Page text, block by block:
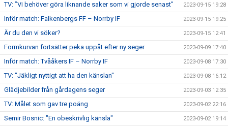
TV: ”Vi behöver göra liknande saker som vi gjorde senast” 2023-09-15 19:28
Inför match: Falkenbergs FF – Norrby IF 2023-09-15 19:25
Är du den vi söker? 2023-09-15 12:41
Formkurvan fortsätter peka uppåt efter ny seger 2023-09-09 17:40
Inför match: Tvååkers IF – Norrby IF 2023-09-08 17:30
TV: "Jäkligt nyttigt att ha den känslan" 2023-09-08 16:12
Glädjebilder från gårdagens seger 2023-09-03 12:35
TV: Målet som gav tre poäng 2023-09-02 22:16
Semir Bosnic: "En obeskrivlig känsla" 2023-09-02 19:14